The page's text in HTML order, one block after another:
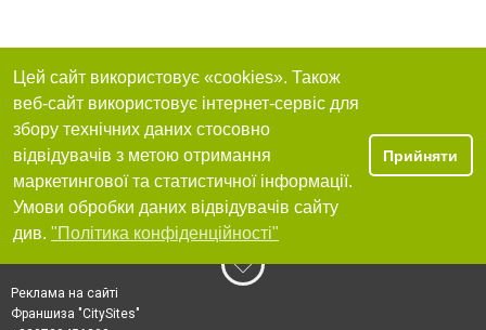
Цей сайт використовує «cookies». Також
веб-сайт використовує інтернет-сервіс для
збору технічних даних стосовно
відвідувачів з метою отримання
маркетингової та статистичної інформації.
Умови обробки даних відвідувачів сайту
див. "Політика конфіденційності"
Прийняти
Реклама на сайті
Франшиза "CitySites"